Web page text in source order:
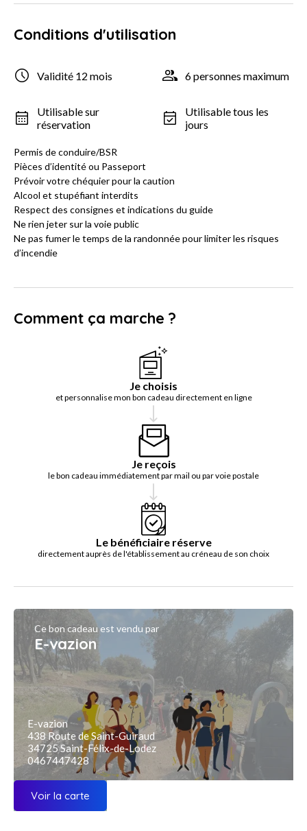
Conditions d'utilisation
Validité 12 mois 6 personnes maximum
Utilisable sur
réservation
Utilisable tous les
jours
Permis de conduire/BSR
Pièces d’identité ou Passeport
Prévoir votre chéquier pour la caution
Alcool et stupéfiant interdits
Respect des consignes et indications du guide
Ne rien jeter sur la voie public
Ne pas fumer le temps de la randonnée pour limiter les risques
d’incendie
Comment ça marche ?
Je choisis
et personnalise mon bon cadeau directement en ligne
Je reçois
le bon cadeau immédiatement par mail ou par voie postale
Le bénéficiaire réserve
directement auprès de l'établissement au créneau de son choix
Ce bon cadeau est vendu par
E-vazion
E-vazion
438 Route de Saint-Guiraud
34725 Saint-Félix-de-Lodez
0467447428
Voir la carte